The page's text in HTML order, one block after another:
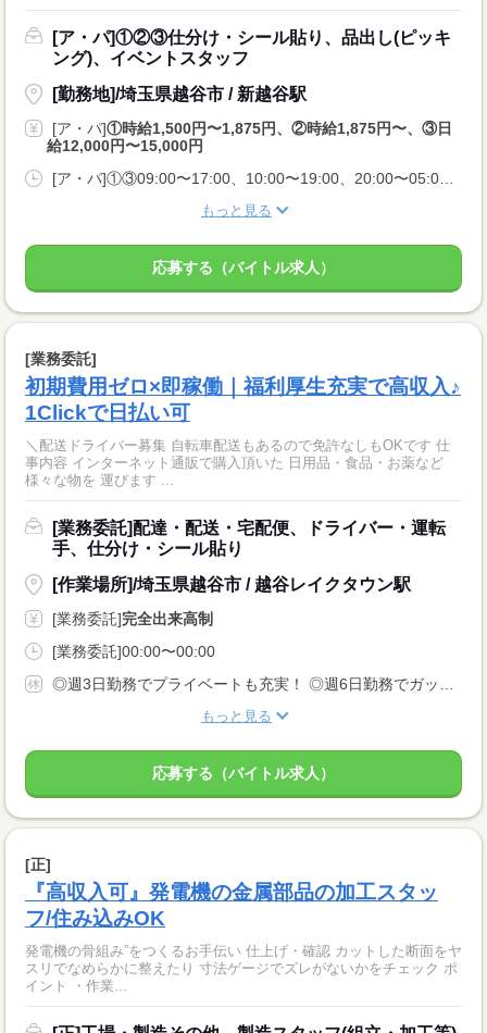
[ア・パ]①②③仕分け・シール貼り、品出し(ピッキ
ング)、イベントスタッフ
[勤務地]/埼玉県越谷市 / 新越谷駅
[ア・パ]①時給1,500円〜1,875円、②時給1,875円〜、③日
給12,000円〜15,000円
もっと見る
応募する（バイトル求人）
[業務委託]
初期費用ゼロ×即稼働｜福利厚生充実で高収入♪
1Clickで日払い可
＼配送ドライバー募集 自転車配送もあるので免許なしもOKです 仕
事内容 インターネット通販で購入頂いた 日用品・食品・お薬など
様々な物を 運びます ...
[業務委託]配達・配送・宅配便、ドライバー・運転
手、仕分け・シール貼り
[作業場所]/埼玉県越谷市 / 越谷レイクタウン駅
[業務委託]完全出来高制
[業務委託]00:00〜00:00
もっと見る
応募する（バイトル求人）
[正]
『高収入可』発電機の金属部品の加工スタッ
フ/住み込みOK
発電機の骨組み”をつくるお手伝い 仕上げ・確認 カットした断面をヤ
スリでなめらかに整えたり 寸法ゲージでズレがないかをチェック ポ
イント ・作業...